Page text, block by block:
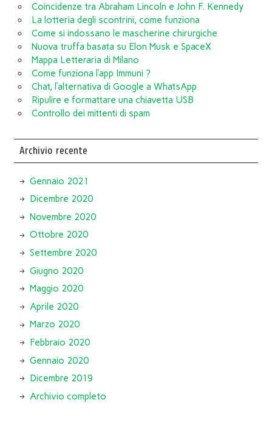
Coincidenze tra Abraham Lincoln e John F. Kennedy
La lotteria degli scontrini, come funziona
Come si indossano le mascherine chirurgiche
Nuova truffa basata su Elon Musk e SpaceX
Mappa Letteraria di Milano
Come funziona l’app Immuni ?
Chat, l’alternativa di Google a WhatsApp
Ripulire e formattare una chiavetta USB
Controllo dei mittenti di spam
Archivio recente
Gennaio 2021
Dicembre 2020
Novembre 2020
Ottobre 2020
Settembre 2020
Giugno 2020
Maggio 2020
Aprile 2020
Marzo 2020
Febbraio 2020
Gennaio 2020
Dicembre 2019
Archivio completo